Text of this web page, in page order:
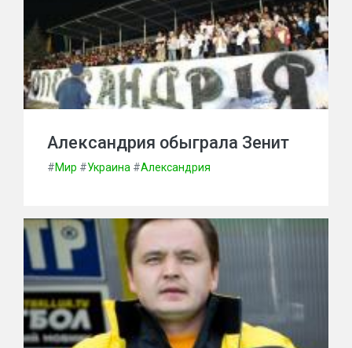
Александрия обыграла Зенит
#Мир #Украина #Александрия